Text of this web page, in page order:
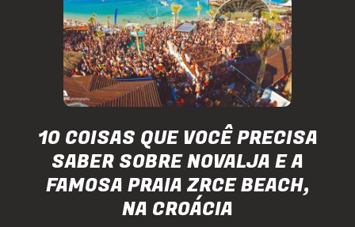
10 COISAS QUE VOCÊ PRECISA
SABER SOBRE NOVALJA E A
FAMOSA PRAIA ZRCE BEACH,
NA CROÁCIA